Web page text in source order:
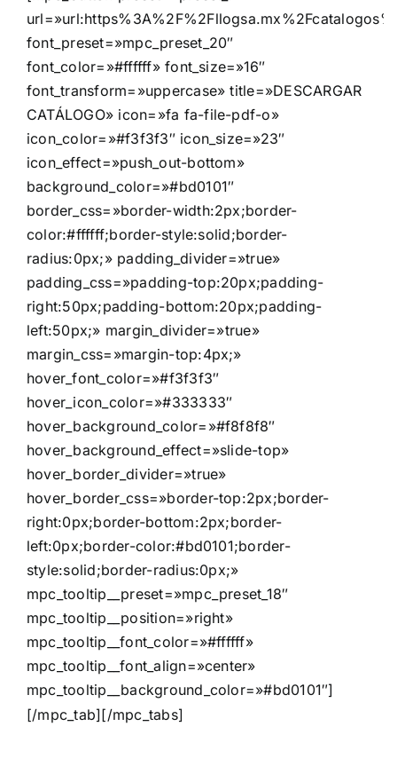
font_preset=»mpc_preset_20″
font_color=»#ffffff» font_size=»16″
font_transform=»uppercase» title=»DESCARGAR
CATÁLOGO» icon=»fa fa-file-pdf-o»
icon_color=»#f3f3f3″ icon_size=»23″
icon_effect=»push_out-bottom»
background_color=»#bd0101″
border_css=»border-width:2px;border-
color:#ffffff;border-style:solid;border-
radius:0px;» padding_divider=»true»
padding_css=»padding-top:20px;padding-
right:50px;padding-bottom:20px;padding-
left:50px;» margin_divider=»true»
margin_css=»margin-top:4px;»
hover_font_color=»#f3f3f3″
hover_icon_color=»#333333″
hover_background_color=»#f8f8f8″
hover_background_effect=»slide-top»
hover_border_divider=»true»
hover_border_css=»border-top:2px;border-
right:0px;border-bottom:2px;border-
left:0px;border-color:#bd0101;border-
style:solid;border-radius:0px;»
mpc_tooltip__preset=»mpc_preset_18″
mpc_tooltip__position=»right»
mpc_tooltip__font_color=»#ffffff»
mpc_tooltip__font_align=»center»
mpc_tooltip__background_color=»#bd0101″]
[/mpc_tab][/mpc_tabs]